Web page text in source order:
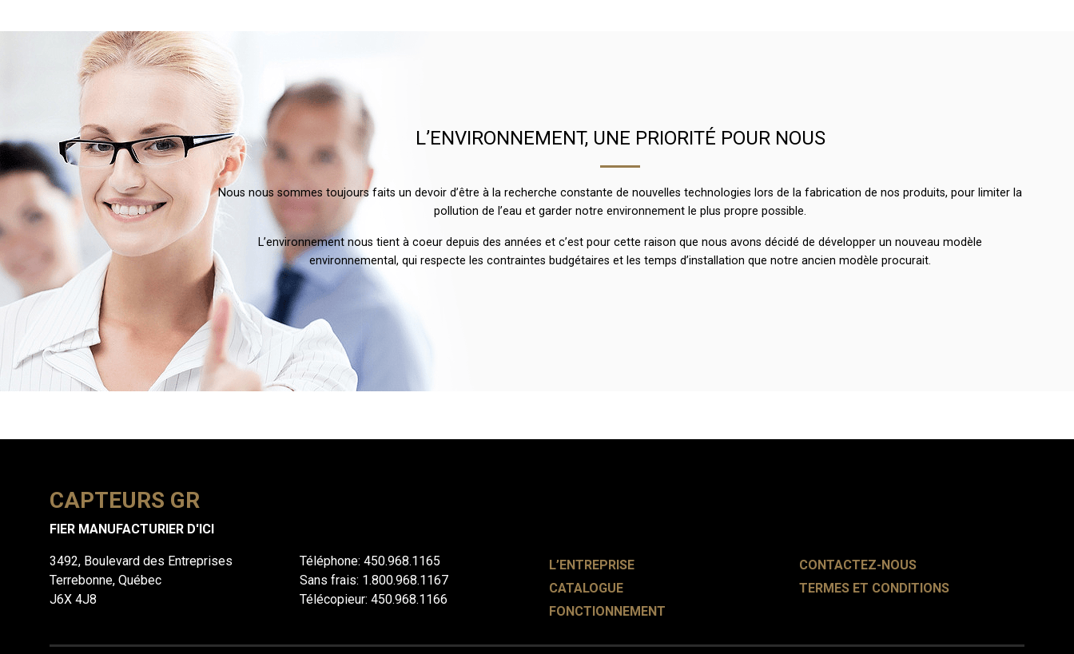
L’ENVIRONNEMENT, UNE PRIORITÉ POUR NOUS
Nous nous sommes toujours faits un devoir d’être à la recherche constante de nouvelles technologies lors de la fabrication de nos produits, pour limiter la
pollution de l’eau et garder notre environnement le plus propre possible.
L’environnement nous tient à coeur depuis des années et c’est pour cette raison que nous avons décidé de développer un nouveau modèle
environnemental, qui respecte les contraintes budgétaires et les temps d’installation que notre ancien modèle procurait.
CAPTEURS GR
FIER MANUFACTURIER D'ICI
3492, Boulevard des Entreprises
Terrebonne, Québec
J6X 4J8
Téléphone: 450.968.1165
Sans frais: 1.800.968.1167
Télécopieur: 450.968.1166
L’ENTREPRISE
CATALOGUE
FONCTIONNEMENT
CONTACTEZ-NOUS
TERMES ET CONDITIONS